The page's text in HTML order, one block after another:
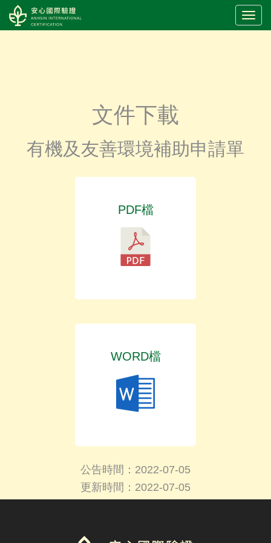
LOGO
文件下載
有機及友善環境補助申請單
PDF檔
WORD檔
公告時間：2022-07-05
更新時間：2022-07-05